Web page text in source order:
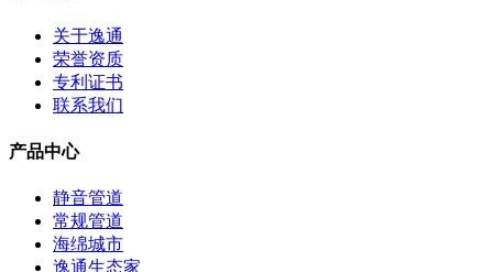
关于逸通
荣誉资质
专利证书
联系我们
产品中心
静音管道
常规管道
海绵城市
逸通生态家